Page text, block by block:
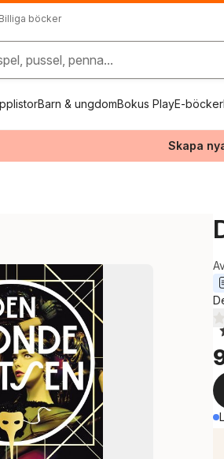
Billiga böcker
pussel, penna...
Barn & ungdomBokus PlayE-böcker
Skapa